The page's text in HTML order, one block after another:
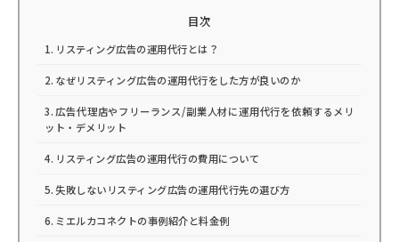
目次
リスティング広告の運用代行とは？
なぜリスティング広告の運用代行をした方が良いのか
広告代理店やフリーランス/副業人材に運用代行を依頼するメリ
ット・デメリット
リスティング広告の運用代行の費用について
失敗しないリスティング広告の運用代行先の選び方
ミエルカコネクトの事例紹介と料金例